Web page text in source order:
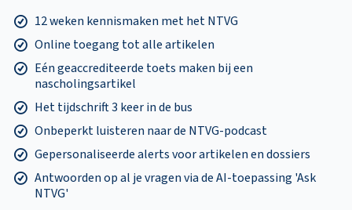
12 weken kennismaken met het NTVG
Online toegang tot alle artikelen
Eén geaccrediteerde toets maken bij een
nascholingsartikel
Het tijdschrift 3 keer in de bus
Onbeperkt luisteren naar de NTVG-podcast
Gepersonaliseerde alerts voor artikelen en dossiers
Antwoorden op al je vragen via de AI-toepassing 'Ask
NTVG'